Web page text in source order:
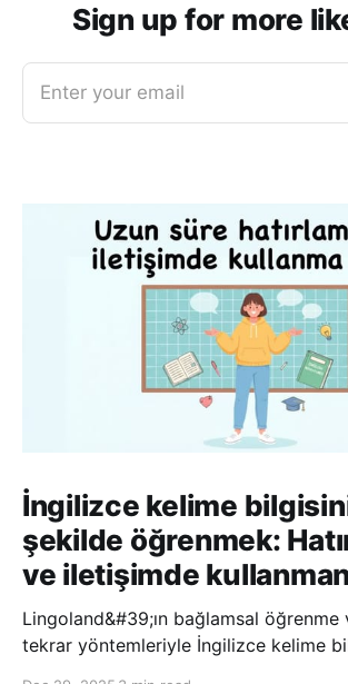
Sign up for more
Enter your email
İngilizce kelime
şekilde öğrenmek:
ve iletişimde
Lingoland&#39;ın bağlamsal öğrenme
tekrar yöntemleriyle İngilizce kelime